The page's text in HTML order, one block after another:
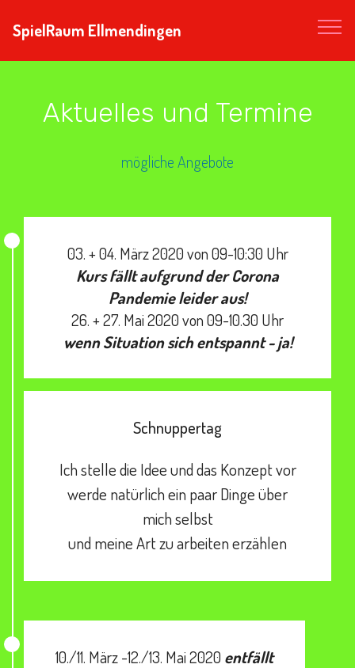
SpielRaum Ellmendingen
Aktuelles und Termine
mögliche Angebote
03. + 04. März 2020 von 09-10:30 Uhr
Kurs fällt aufgrund der Corona
Pandemie leider aus!
26. + 27. Mai 2020 von 09-10.30 Uhr
wenn Situation sich entspannt - ja!
Schnuppertag
Ich stelle die Idee und das Konzept vor
werde natürlich ein paar Dinge über
mich selbst
und meine Art zu arbeiten erzählen
10./11. März -12./13. Mai 2020 entfällt